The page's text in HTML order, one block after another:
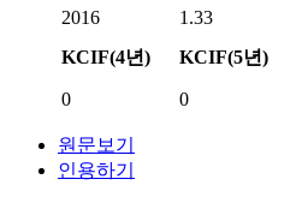
2016 1.33
KCIF(4년)
KCIF(5년)
0 0
원문보기
인용하기